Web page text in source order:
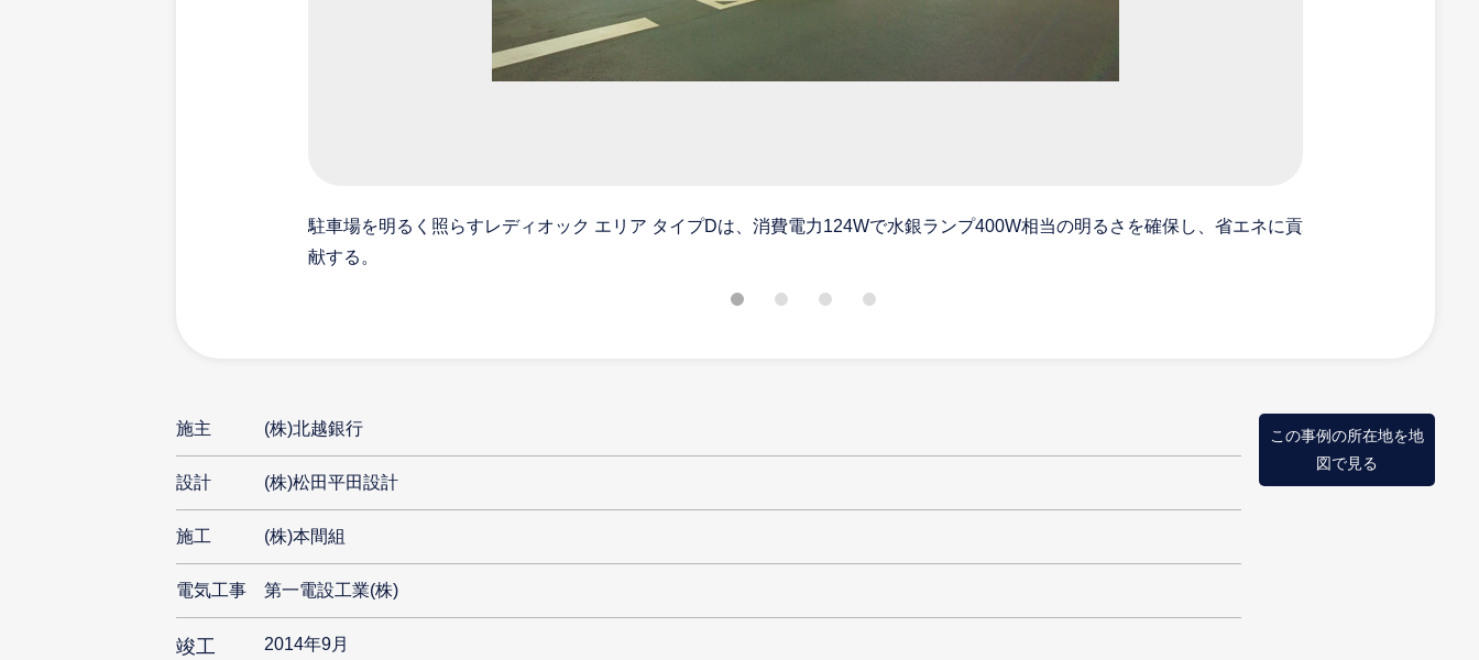
駐車場を明るく照らすレディオック エリア タイプDは、消費電力124Wで水銀ランプ400W相当の明るさを確保し、省エネに貢
献する。
施主 (株)北越銀行
設計 (株)松田平田設計
施工 (株)本間組
電気工事 第一電設工業(株)
竣工 2014年9月
この事例の所在地を地
図で見る